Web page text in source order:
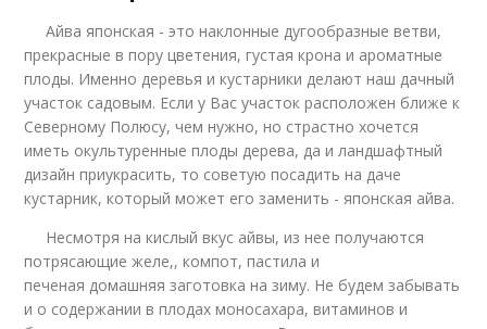
Айва японская - это наклонные дугообразные ветви,
прекрасные в пору цветения, густая крона и ароматные
плоды. Именно деревья и кустарники делают наш дачный
участок садовым. Если у Вас участок расположен ближе к
Северному Полюсу, чем нужно, но страстно хочется
иметь окультуренные плоды дерева, да и ландшафтный
дизайн приукрасить, то советую посадить на даче
кустарник, который может его заменить - японская айва.
Несмотря на кислый вкус айвы, из нее получаются
потрясающие желе,, компот, пастила и
печеная домашняя заготовка на зиму. Не будем забывать
и о содержании в плодах моносахара, витаминов и